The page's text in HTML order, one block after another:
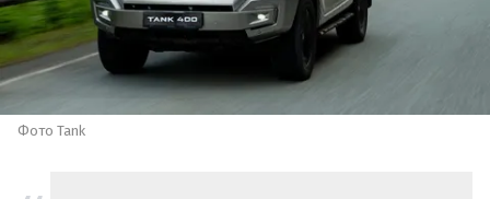
Фото Tank